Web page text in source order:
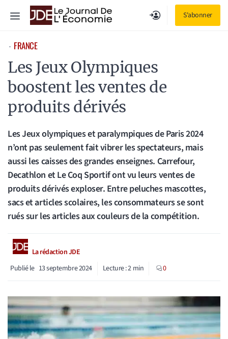
S'abonner
Menu
⋅ FRANCE
Les Jeux Olympiques
boostent les ventes de
produits dérivés
Les Jeux olympiques et paralympiques de Paris 2024
n’ont pas seulement fait vibrer les spectateurs, mais
aussi les caisses des grandes enseignes. Carrefour,
Decathlon et Le Coq Sportif ont vu leurs ventes de
produits dérivés exploser. Entre peluches mascottes,
sacs et articles scolaires, les consommateurs se sont
rués sur les articles aux couleurs de la compétition.
La rédaction JDE
Publié le 13 septembre 2024 Lecture :2 min 0